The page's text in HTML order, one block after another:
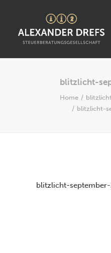
blitzlicht-
Home
blitzlicht-
blitzlicht-